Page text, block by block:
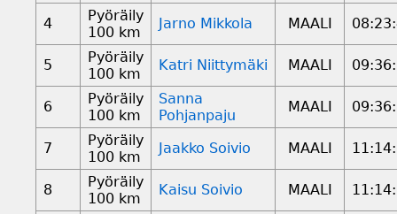
4
Pyöräily
100 km
Jarno Mikkola MAALI
5
Pyöräily
100 km
Katri Niittymäki MAALI
6
Pyöräily
100 km
Sanna
Pohjanpaju
MAALI
7
Pyöräily
100 km
Jaakko Soivio MAALI
8
Pyöräily
100 km
Kaisu Soivio MAALI